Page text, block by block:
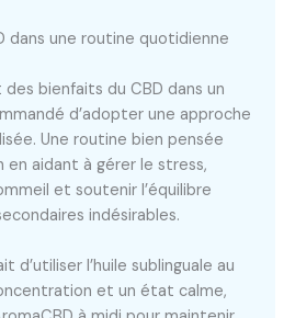
dans une routine quotidienne
bienfaits du CBD dans un
d’adopter une approche
Une routine bien pensée
aidant à gérer le stress,
et soutenir l’équilibre
indésirables.
d’utiliser l’huile sublinguale au
et un état calme,